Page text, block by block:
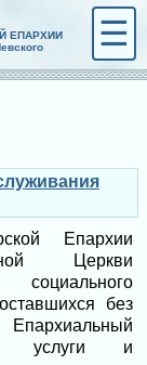
ЕПАРХИИ
☰
Епархии
Церкви
без
услуги и